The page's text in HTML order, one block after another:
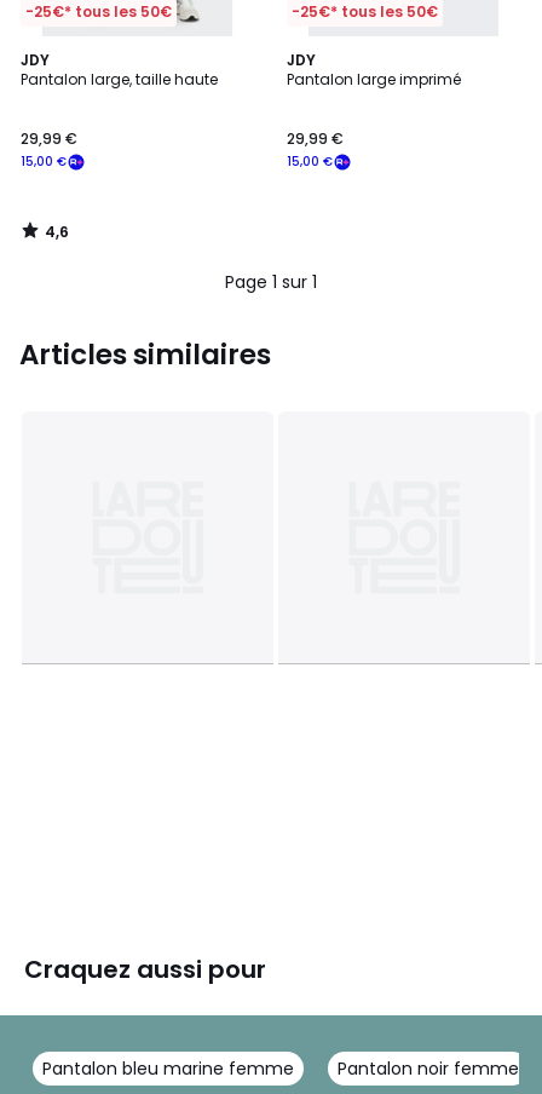
-25€* tous les 50€
JDY
Pantalon large, taille haute
15,00 €
29,99 €
4,6
/ 5
4,6
/
-25€* tous les 50€
JDY
Pantalon large imprimé
15,00 €
29,99 €
Page 1 sur 1
Articles similaires
Craquez aussi pour
Pantalon bleu marine femme Pantalon noir femme